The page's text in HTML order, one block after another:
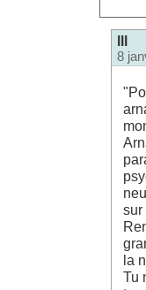
lll
8
sur
la
Tu